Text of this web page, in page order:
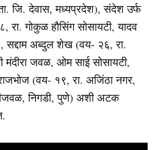
ता. जि. देवास, मध्यप्रदेश), संदेश उर्फ
गोकुळ हौसिंग सोसायटी, यादव
सद्दाम अब्दुल शेख (वय- २६, रा.
मंदीरा जवळ, ओम साई सोसायटी,
(वय- १९, रा. अजिंठा नगर,
निगडी, पुणे) अशी अटक